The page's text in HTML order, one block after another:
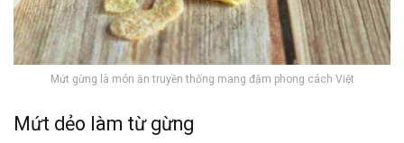
Mứt gừng là món ăn truyền thống mang đậm phong cách Việt
Mứt dẻo làm từ gừng